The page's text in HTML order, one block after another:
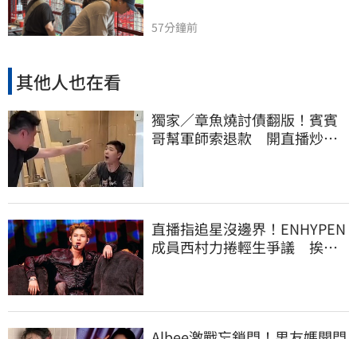
57分鐘前
其他人也在看
獨家／章魚燒討債翻版！賓賓
哥幫軍師索退款 開直播炒作
直播指追星沒邊界！ENHYPEN
成員西村力捲輕生爭議 挨